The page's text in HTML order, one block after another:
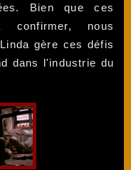
Bien que ces
confirmer, nous
gère ces défis
dans l'industrie du